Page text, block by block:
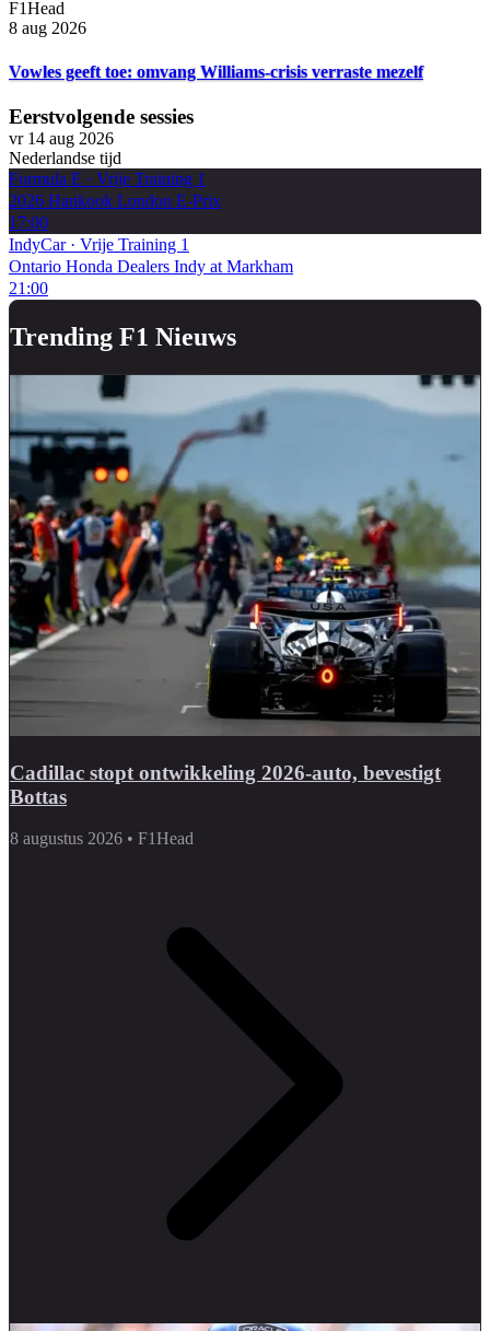
F1Head
8 aug 2026
Vowles geeft toe: omvang Williams-crisis verraste mezelf
Eerstvolgende sessies
vr 14 aug 2026
Nederlandse tijd
Formula E · Vrije Training 1
2026 Hankook London E-Prix
17:00
IndyCar· Vrije Training 1
Ontario Honda Dealers Indy at Markham
21:00
Trending F1 Nieuws
Cadillac stopt ontwikkeling 2026-auto, bevestigt
Bottas
8 augustus 2026 • F1Head